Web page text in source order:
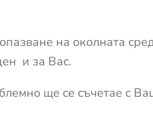
на околната
и за Вас.
ще се съчетае с